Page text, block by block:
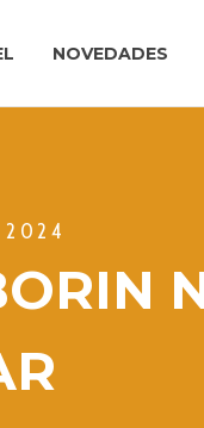
NOVEDADES
2024